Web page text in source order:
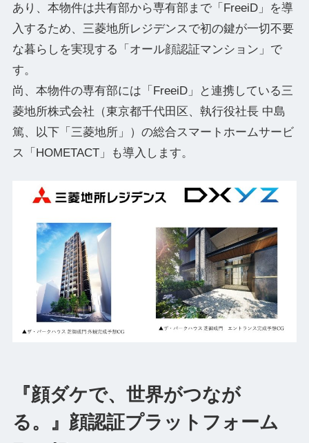
あり、本物件は共有部から専有部まで「FreeiD」を導
入するため、三菱地所レジデンスで初の鍵が一切不要
な暮らしを実現する「オール顔認証マンション」で
す。
尚、本物件の専有部には「FreeiD」と連携している三
菱地所株式会社（東京都千代田区、執行役社長 中島
篤、以下「三菱地所」）の総合スマートホームサービ
ス「HOMETACT」も導入します。
『顔ダケで、世界がつなが
る。』顔認証プラットフォーム